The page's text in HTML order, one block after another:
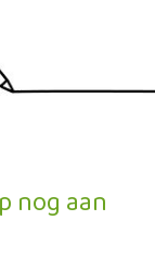
nog aan